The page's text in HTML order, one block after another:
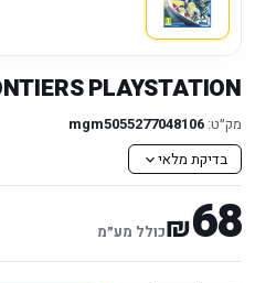
PLAYSTATION
מק״ט: mgm5055277048106
בדיקת מלאי
68
₪כולל מע״מ